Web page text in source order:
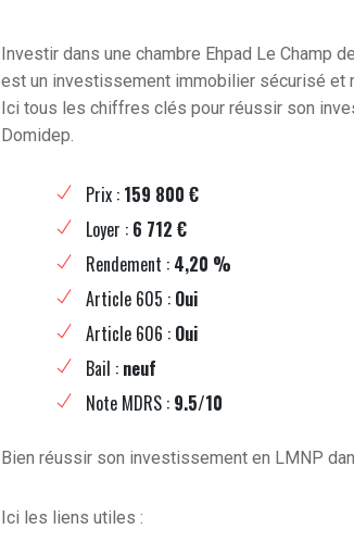
Investir dans une chambre Ehpad Le Champ
est un investissement immobilier sécurisé et
Ici tous les chiffres clés pour réussir son
Domidep.
Prix : 159 800 €
Loyer : 6 712 €
Rendement : 4,20 %
Article 605 : Oui
Article 606 : Oui
Bail : neuf
Note MDRS : 9.5/10
Bien réussir son investissement en LMNP
Ici les liens utiles :